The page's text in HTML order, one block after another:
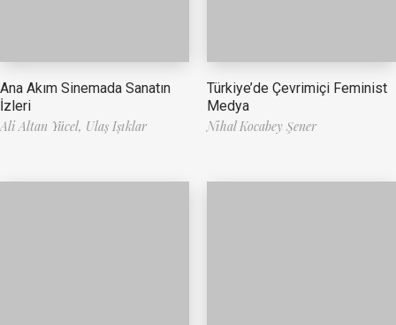
Ana Akım Sinemada Sanatın
İzleri
Ali Altan Yücel, Ulaş Işıklar
Türkiye’de Çevrimiçi Feminist
Medya
Nihal Kocabey Şener